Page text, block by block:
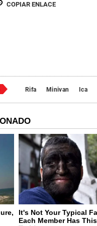
COPIAR ENLACE
Rifa Minivan Ica